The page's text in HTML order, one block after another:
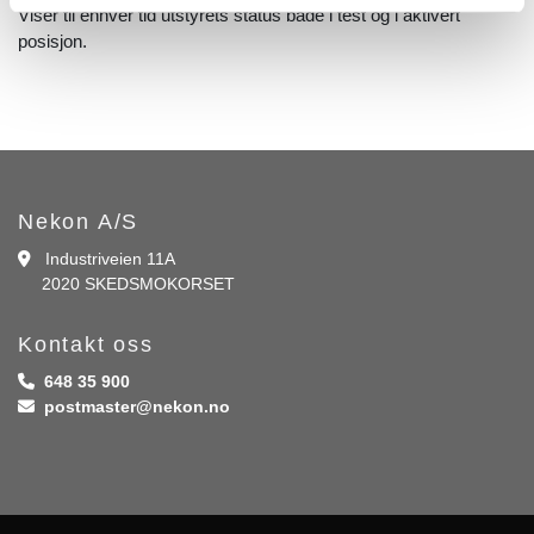
Viser til enhver tid utstyrets status både i test og i aktivert
posisjon.
Nekon A/S
 Industriveien 11A
2020 SKEDSMOKORSET
Kontakt oss
 648 35 900
 postmaster@nekon.no